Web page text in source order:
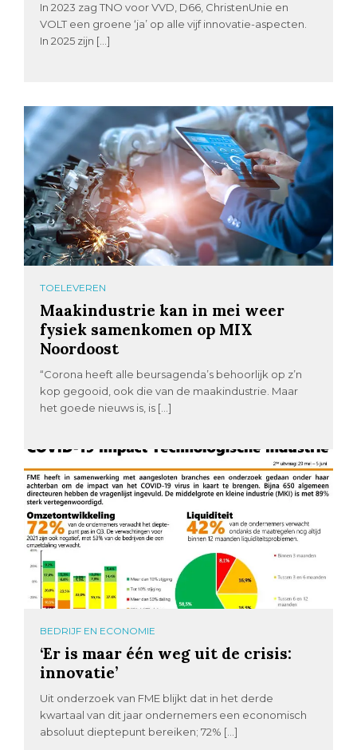
In 2023 zag TNO voor VVD, D66, ChristenUnie en
VOLT een groene ‘ja’ op alle vijf innovatie-aspecten.
In 2025 zijn […]
TOELEVEREN
Maakindustrie kan in mei weer
fysiek samenkomen op MIX
Noordoost
“Corona heeft alle beursagenda’s behoorlijk op z’n
kop gegooid, ook die van de maakindustrie. Maar
het goede nieuws is, is […]
BEDRIJF EN ECONOMIE
‘Er is maar één weg uit de crisis:
innovatie’
Uit onderzoek van FME blijkt dat in het derde
kwartaal van dit jaar ondernemers een economisch
absoluut dieptepunt bereiken; 72% […]